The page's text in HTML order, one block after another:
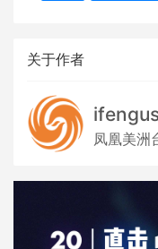
关于作者
凤凰美洲